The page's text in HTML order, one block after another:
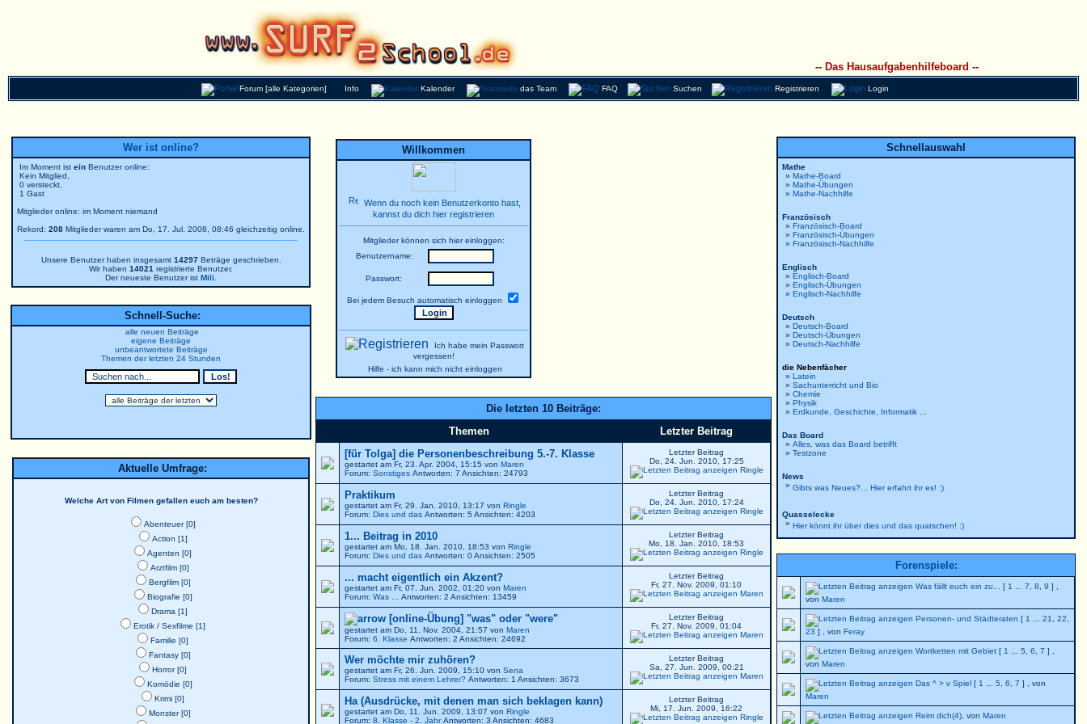
-- Das Hausaufgabenhilfeboard --
Forum [alle Kategorien] Info Kalender das Team FAQ Suchen Registrieren Login
Wer ist online?
Im Moment ist ein Benutzer online:
Kein Mitglied,
0 versteckt,
1 Gast
Mitglieder online: im Moment niemand
Rekord: 208 Mitglieder waren am Do, 17. Jul. 2008, 08:46 gleichzeitig online.
Unsere Benutzer haben insgesamt 14297Beträge geschrieben.
Wir haben 14021 registrierte Benutzer.
Der neueste Benutzer ist Mili
Schnell-Suche:
alle neuen Beiträge
eigene Beiträge
unbeantwortete Beiträge
Themen der letzten 24 Stunden
Aktuelle Umfrage:
Welche Art von Filmen gefallen euch am besten?
Abenteuer [0]
Action [1]
Agenten [0]
Arztfilm [0]
Bergfilm [0]
Biografie [0]
Drama [1]
Erotik / Sexfilme [1]
Familie [0]
Fantasy [0]
Horror [0]
Komödie [0]
Krimi [0]
Monster [0]
Willkommen
Wenn du noch kein Benutzerkonto hast,
kannst du dich hier registrieren
Mitglieder können sich hier einloggen:
Benutzername:
Passwort:
Bei jedem Besuch automatisch einloggen
Ich habe mein Passwort
vergessen!
Hilfe - ich kann mich nicht einloggen
Die letzten 10 Beiträge:
Themen
Letzter Beitrag
[für Tolga] die Personenbeschreibung 5.-7. Klasse
gestartet am Fr, 23. Apr. 2004, 15:15 von Maren
Forum: Sonstiges Antworten: 7 Ansichten: 24793
Letzter Beitrag
Do, 24. Jun. 2010, 17:25
Ringle
Praktikum
gestartet am Fr, 29. Jan. 2010, 13:17 von Ringle
Forum: Dies und das Antworten: 5 Ansichten: 4203
Letzter Beitrag
Do, 24. Jun. 2010, 17:24
Ringle
1... Beitrag in 2010
gestartet am Mo, 18. Jan. 2010, 18:53 von Ringle
Forum: Dies und das Antworten: 0 Ansichten: 2505
Letzter Beitrag
Mo, 18. Jan. 2010, 18:53
Ringle
... macht eigentlich ein Akzent?
gestartet am Fr, 07. Jun. 2002, 01:20 von Maren
Forum: Was ... Antworten: 2 Ansichten: 13459
Letzter Beitrag
Fr, 27. Nov. 2009, 01:10
Maren
[online-Übung] "was" oder "were"
gestartet am Do, 11. Nov. 2004, 21:57 von Maren
Forum: 6. Klasse Antworten: 2 Ansichten: 24692
Letzter Beitrag
Fr, 27. Nov. 2009, 01:04
Maren
Wer möchte mir zuhören?
gestartet am Fr, 26. Jun. 2009, 15:10 von Sena
Forum: Stress mit einem Lehrer? Antworten: 1 Ansichten: 3673
Letzter Beitrag
Sa, 27. Jun. 2009, 00:21
Maren
Ha (Ausdrücke, mit denen man sich beklagen kann)
gestartet am Do, 11. Jun. 2009, 13:07 von Ringle
Forum: 8. Klasse - 2. JahrAntworten: 3 Ansichten: 4683
Letzter Beitrag
Mi, 17. Jun. 2009, 16:22
Ringle
Schnellauswahl
Mathe
»
»
»
Mathe-Board
Mathe-Übungen
Mathe-Nachhilfe
Französisch
»
»
»
Französisch-Board
Französisch-Übungen
Französisch-Nachhilfe
Englisch
»
»
»
Englisch-Board
Englisch-Übungen
Englisch-Nachhilfe
Deutsch
»
»
»
Deutsch-Board
Deutsch-Übungen
Deutsch-Nachhilfe
die Nebenfächer
»
»
»
»
»
Latein
Sachunterricht und Bio
Chemie
Physik
Erdkunde, Geschichte, Informatik ...
Das Board
»
»
Alles, was das Board betrifft
Testzone
News
» Gibts was Neues?... Hier erfahrt ihr es! :)
Quasselecke
» Hier könnt ihr über dies und das quatschen! :)
Forenspiele:
Was fällt euch ein zu... [ 1 7 8 9 ] ,
von Maren
Personen- und Städteraten [ 1 21 22
23 ] , von Feray
Wortketten mit Gebiet [ 1 5 6 7 ] ,
von Maren
Das ^ > v Spiel [ 1 5 6 7 ] , von
Maren
Reim dich(4) , von Maren